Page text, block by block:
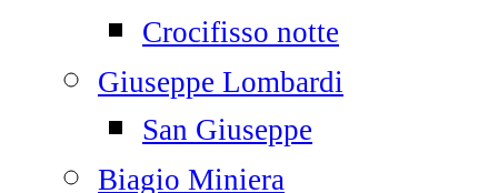
Crocifisso notte
Giuseppe Lombardi
San Giuseppe
Biagio Miniera